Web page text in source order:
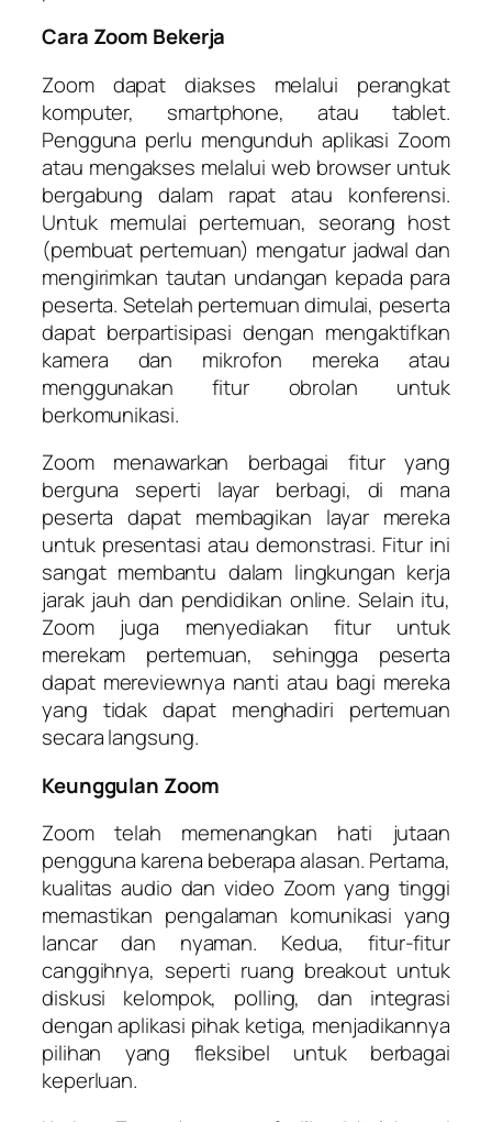
Cara Zoom Bekerja
Zoom dapat diakses melalui perangkat
komputer, smartphone, atau tablet.
Pengguna perlu mengunduh aplikasi Zoom
atau mengakses melalui web browser untuk
bergabung dalam rapat atau konferensi.
Untuk memulai pertemuan, seorang host
(pembuat pertemuan) mengatur jadwal dan
mengirimkan tautan undangan kepada para
peserta. Setelah pertemuan dimulai, peserta
dapat berpartisipasi dengan mengaktifkan
kamera dan mikrofon mereka atau
menggunakan fitur obrolan untuk
berkomunikasi.
Zoom menawarkan berbagai fitur yang
berguna seperti layar berbagi, di mana
peserta dapat membagikan layar mereka
untuk presentasi atau demonstrasi. Fitur ini
sangat membantu dalam lingkungan kerja
jarak jauh dan pendidikan online. Selain itu,
Zoom juga menyediakan fitur untuk
merekam pertemuan, sehingga peserta
dapat mereviewnya nanti atau bagi mereka
yang tidak dapat menghadiri pertemuan
secara langsung.
Keunggulan Zoom
Zoom telah memenangkan hati jutaan
pengguna karena beberapa alasan. Pertama,
kualitas audio dan video Zoom yang tinggi
memastikan pengalaman komunikasi yang
lancar dan nyaman. Kedua, fitur-fitur
canggihnya, seperti ruang breakout untuk
diskusi kelompok, polling, dan integrasi
dengan aplikasi pihak ketiga, menjadikannya
pilihan yang fleksibel untuk berbagai
keperluan.